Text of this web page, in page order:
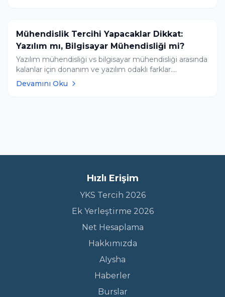
Mühendislik Tercihi Yapacaklar Dikkat:
Yazılım mı, Bilgisayar Mühendisliği mi?
Yazılım mühendisliği vs bilgisayar mühendisliği arasında
kalanlar için donanım ve yazılım odaklı farklar.
Kriterlerinize en uygun üniversiteleri Tercih
Devamını Oku
Hızlı Erişim
YKS Tercih 2026
Ek Yerleştirme 2026
Net Hesaplama
Hakkımızda
AIysha
Haberler
Burslar